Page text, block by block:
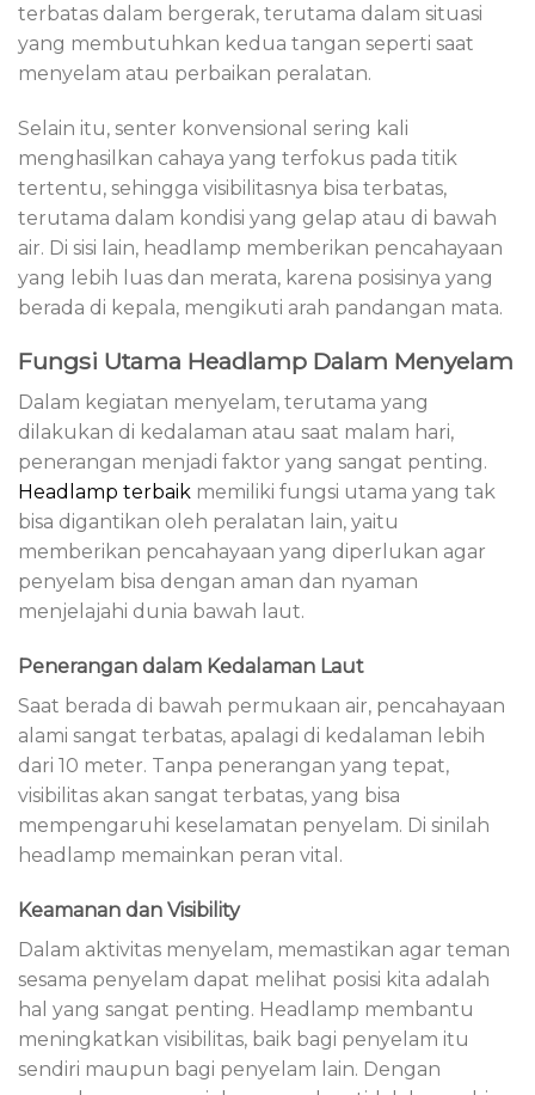
terbatas dalam bergerak, terutama dalam situasi
yang membutuhkan kedua tangan seperti saat
menyelam atau perbaikan peralatan.
Selain itu, senter konvensional sering kali
menghasilkan cahaya yang terfokus pada titik
tertentu, sehingga visibilitasnya bisa terbatas,
terutama dalam kondisi yang gelap atau di bawah
air. Di sisi lain, headlamp memberikan pencahayaan
yang lebih luas dan merata, karena posisinya yang
berada di kepala, mengikuti arah pandangan mata.
Fungsi Utama Headlamp Dalam Menyelam
Dalam kegiatan menyelam, terutama yang
dilakukan di kedalaman atau saat malam hari,
penerangan menjadi faktor yang sangat penting.
Headlamp terbaik memiliki fungsi utama yang tak
bisa digantikan oleh peralatan lain, yaitu
memberikan pencahayaan yang diperlukan agar
penyelam bisa dengan aman dan nyaman
menjelajahi dunia bawah laut.
Penerangan dalam Kedalaman Laut
Saat berada di bawah permukaan air, pencahayaan
alami sangat terbatas, apalagi di kedalaman lebih
dari 10 meter. Tanpa penerangan yang tepat,
visibilitas akan sangat terbatas, yang bisa
mempengaruhi keselamatan penyelam. Di sinilah
headlamp memainkan peran vital.
Keamanan dan Visibility
Dalam aktivitas menyelam, memastikan agar teman
sesama penyelam dapat melihat posisi kita adalah
hal yang sangat penting. Headlamp membantu
meningkatkan visibilitas, baik bagi penyelam itu
sendiri maupun bagi penyelam lain. Dengan